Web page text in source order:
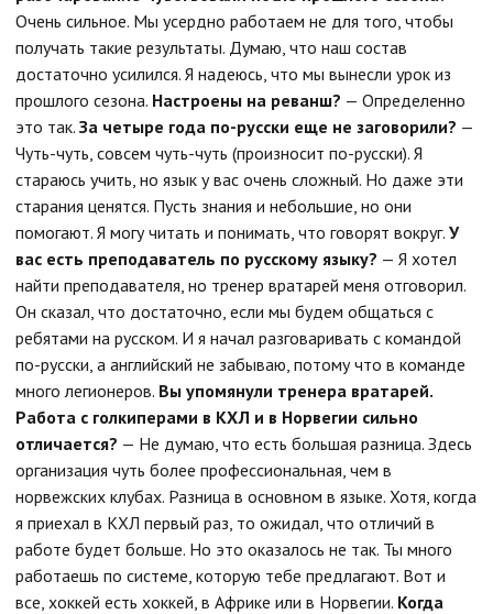
Очень сильное. Мы усердно работаем не для того, чтобы
получать такие результаты. Думаю, что наш состав
достаточно усилился. Я надеюсь, что мы вынесли урок из
прошлого сезона. Настроены на реванш? — Определенно
это так. За четыре года по-русски еще не заговорили? —
Чуть-чуть, совсем чуть-чуть (произносит по-русски). Я
стараюсь учить, но язык у вас очень сложный. Но даже эти
старания ценятся. Пусть знания и небольшие, но они
помогают. Я могу читать и понимать, что говорят вокруг. У
вас есть преподаватель по русскому языку? — Я хотел
найти преподавателя, но тренер вратарей меня отговорил.
Он сказал, что достаточно, если мы будем общаться с
ребятами на русском. И я начал разговаривать с командой
по-русски, а английский не забываю, потому что в команде
много легионеров. Вы упомянули тренера вратарей.
Работа с голкиперами в КХЛ и в Норвегии сильно
отличается? — Не думаю, что есть большая разница. Здесь
организация чуть более профессиональная, чем в
норвежских клубах. Разница в основном в языке. Хотя, когда
я приехал в КХЛ первый раз, то ожидал, что отличий в
работе будет больше. Но это оказалось не так. Ты много
работаешь по системе, которую тебе предлагают. Вот и
все, хоккей есть хоккей, в Африке или в Норвегии. Когда